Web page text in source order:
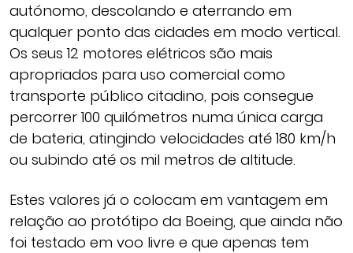
autónomo, descolando e aterrando em
qualquer ponto das cidades em modo vertical.
Os seus 12 motores elétricos são mais
apropriados para uso comercial como
transporte público citadino, pois consegue
percorrer 100 quilómetros numa única carga
de bateria, atingindo velocidades até 180 km/h
ou subindo até os mil metros de altitude.
Estes valores já o colocam em vantagem em
relação ao protótipo da Boeing, que ainda não
foi testado em voo livre e que apenas tem